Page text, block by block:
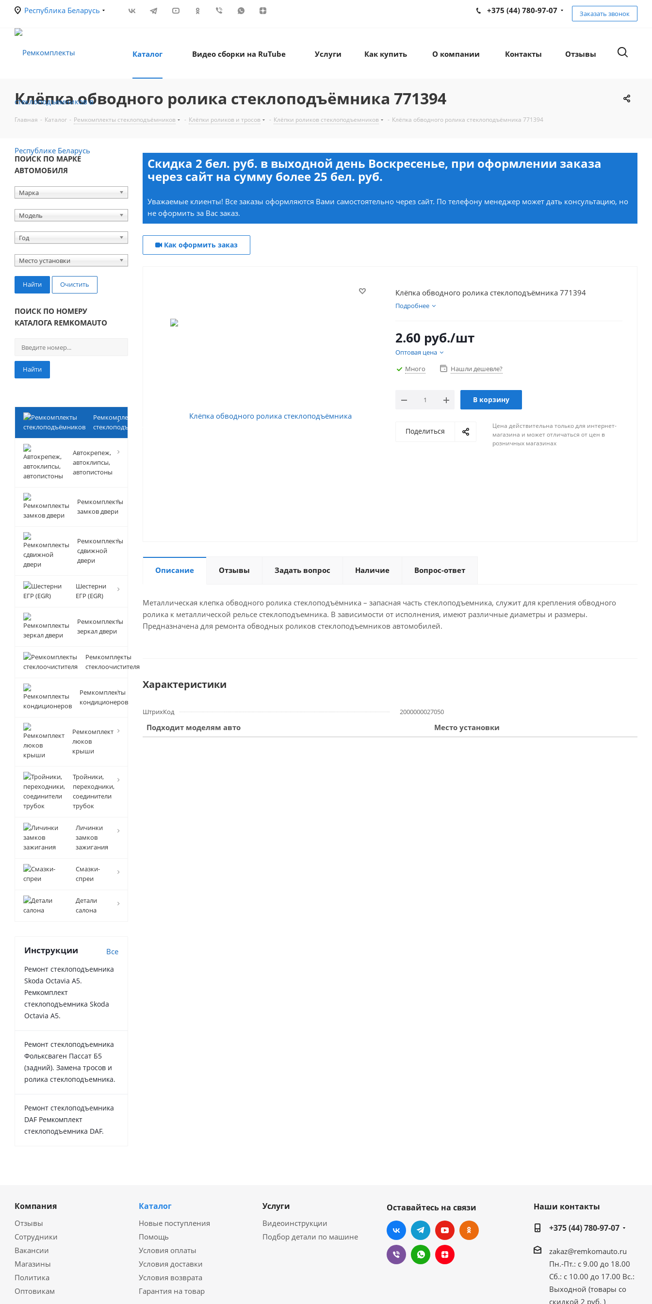
Республика Беларусь +375 (44) 780-97-07 Заказать звонок
Каталог Видео сборки на RuTube Услуги Как купить О компании Контакты Отзывы
Клёпка обводного ролика стеклоподъёмника 771394
Главная - Каталог - Ремкомплекты стеклоподъёмников - Клёпки роликов и тросов - Клёпки роликов стеклоподъемников - Клёпка обводного ролика стеклоподъёмника 771394
ПОИСК ПО МАРКЕ
АВТОМОБИЛЯ
Марка
Модель
Год
Место установки
Найти Очистить
ПОИСК ПО НОМЕРУ
КАТАЛОГА REMKOMAUTO
Найти
Ремкомплекты
стеклоподъёмников
Автокрепеж,
автоклипсы,
автопистоны
Ремкомплекты
замков двери
Ремкомплекты
сдвижной
двери
Шестерни
ЕГР (EGR)
Ремкомплекты
зеркал двери
Ремкомплекты
стеклоочистителя
Ремкомплекты
кондиционеров
Ремкомплект
люков
крыши
Тройники,
переходники,
соединители
трубок
Личинки
замков
зажигания
Смазки-
спреи
Детали
салона
Инструкции Все
Ремонт стеклоподъемника
Skoda Octavia A5.
Ремкомплект
стеклоподъемника Skoda
Octavia A5.
Ремонт стеклоподъемника
Фольксваген Пассат Б5
(задний). Замена тросов и
ролика стеклоподъемника.
Ремонт стеклоподъемника
DAF Ремкомплект
стеклоподъемника DAF.
Скидка 2 бел. руб. в выходной день Воскресенье, при оформлении заказа
через сайт на сумму более 25 бел. руб.
Уважаемые клиенты! Все заказы оформляются Вами самостоятельно через сайт. По телефону менеджер может дать консультацию, но
не оформить за Вас заказ.
Как оформить заказ
Клёпка обводного ролика стеклоподъёмника 771394
Подробнее
2.60 руб./шт
Оптовая цена
Много
Нашли дешевле?
В корзину
Поделиться
Цена действительна только для интернет-
магазина и может отличаться от цен в
розничных магазинах
Описание Отзывы Задать вопрос Наличие Вопрос-ответ
Металлическая клепка обводного ролика стеклоподъёмника – запасная часть стеклоподъемника, служит для крепления обводного
ролика к металлической рельсе стеклоподъемника. В зависимости от исполнения, имеют различные диаметры и размеры.
Предназначена для ремонта обводных роликов стеклоподъемников автомобилей.
Характеристики
ШтрихКод 2000000027050
Подходит моделям авто Место установки
Компания
Отзывы
Сотрудники
Вакансии
Магазины
Политика
Оптовикам
Каталог
Новые поступления
Помощь
Условия оплаты
Условия доставки
Условия возврата
Гарантия на товар
Услуги
Видеоинструкции
Подбор детали по машине
Оставайтесь на связи
Наши контакты
+375 (44) 780-97-07
zakaz@remkomauto.ru
Пн.-Пт.: с 9.00 до 18.00
Сб.: с 10.00 до 17.00 Вс.:
Выходной (товары со
скидкой 2 руб. )